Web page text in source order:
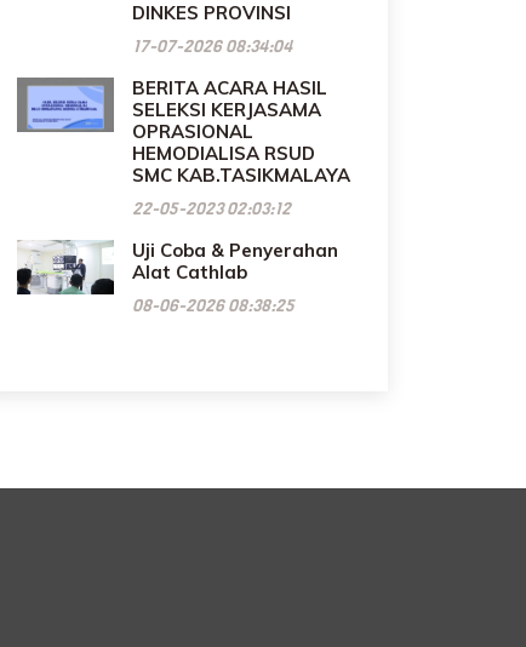
DINKES PROVINSI
17-07-2026 08:34:04
BERITA ACARA HASIL
SELEKSI KERJASAMA
OPRASIONAL
HEMODIALISA RSUD
SMC KAB.TASIKMALAYA
22-05-2023 02:03:12
Uji Coba & Penyerahan
Alat Cathlab
08-06-2026 08:38:25